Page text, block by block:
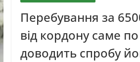
Перебування за
від кордону саме по
доводить спробу